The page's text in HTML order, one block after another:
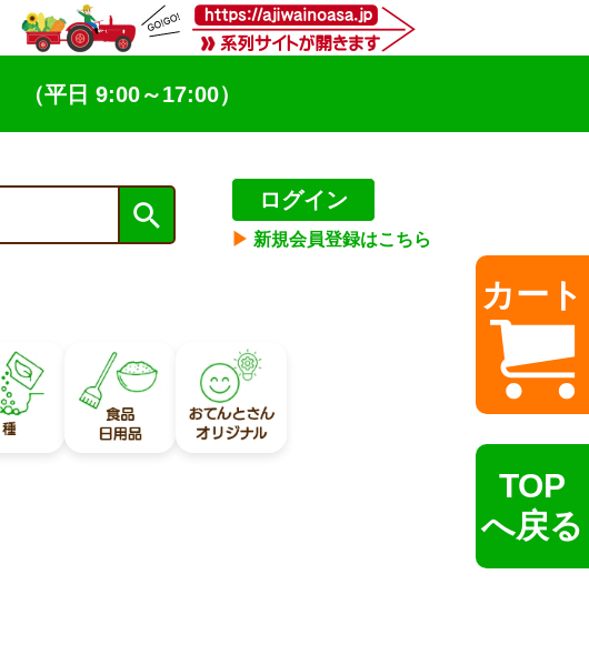
（平日 9:00～17:00）
ログイン
▶︎ 新規会員登録はこちら
カート
TOP
へ戻る